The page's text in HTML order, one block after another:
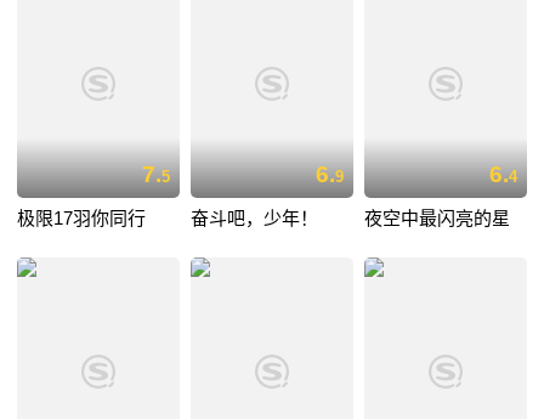
7.5
极限17羽你同行
6.9
奋斗吧，少年！
6.4
夜空中最闪亮的星